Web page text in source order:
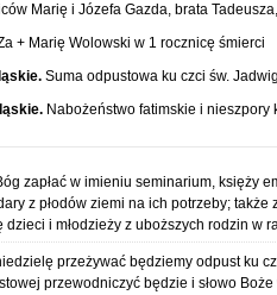
Marię i Józefa Gazda, brata
+ Marię Wolowski w 1 rocznicę śmierci
Suma odpustowa ku czci św.
Nabożeństwo fatimskie i
zapłać w imieniu seminarium, księży
z płodów ziemi na ich potrzeby;
dzieci i młodzieży z uboższych rodzin w
przeżywać będziemy odpust ku
przewodniczyć będzie i słowo